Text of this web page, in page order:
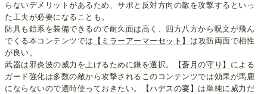
らないデメリットがあるため、サポと反対方向の敵を攻撃するといっ
た工夫が必要になることも。
防具も鎧系を装備できるので耐久面は高く、四方八方から呪文が飛ん
でくる本コンテンツでは
【ミラーアーマーセット】 は攻防両面で相性
が良い。
武器は邪炎波の威力を上げるために鎌を選択。
【蒼月の守り】 による
ガード強化は多数の敵から攻撃されるこのコンテンツでは効果が馬鹿
にならないので適時使っておきたい。
【ハデスの宴】 は単純に威力だ